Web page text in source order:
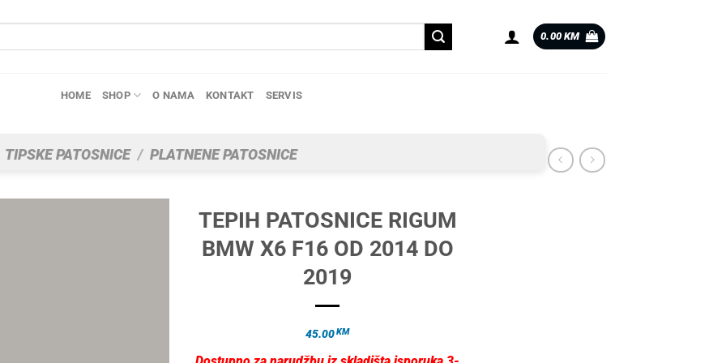
0.00 KM
HOME SHOP O NAMA KONTAKT SERVIS
TIPSKE PATOSNICE / PLATNENE PATOSNICE
TEPIH PATOSNICE RIGUM
BMW X6 F16 OD 2014 DO
2019
45.00KM